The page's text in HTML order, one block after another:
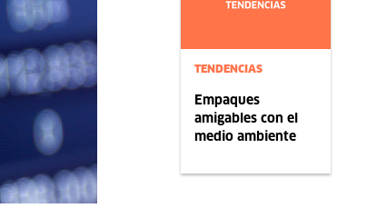
TENDENCIAS
Empaques
amigables con el
medio ambiente